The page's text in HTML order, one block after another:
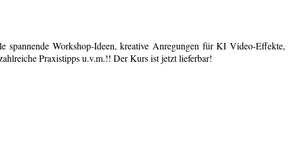
Workshop-Ideen, kreative Anregungen für KI Video-Effekte,
Praxistipps u.v.m.!! Der Kurs ist jetzt lieferbar!